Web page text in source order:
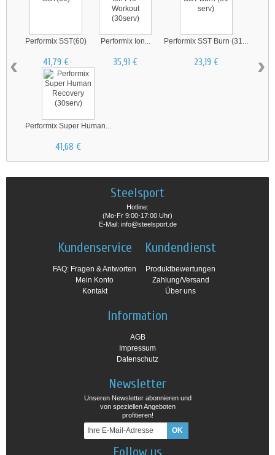
Performix SST(60)
41,79 €
Performix Ion...
35,91 €
Performix SST Burn (31...
23,19 €
Performix Super Human...
41,68 €
‹ ›
Steelsport
Hotline:
(Mo-Fr 9:00-17:00 Uhr)
E-Mail: info@steelsport.de
Kundenservice
FAQ: Fragen & Antworten
Mein Konto
Kontakt
Kundendienst
Produktbewertungen
Zahlung/Versand
Über uns
Information
AGB
Impressum
Datenschutz
Newsletter
Unseren Newsletter abonnieren und
von speziellen Angeboten
profitieren!
Follow us